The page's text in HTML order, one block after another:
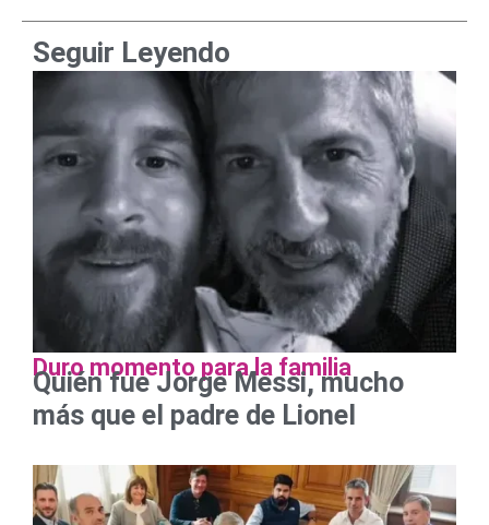
Seguir Leyendo
Duro momento para la familia
Quién fue Jorge Messi, mucho
más que el padre de Lionel